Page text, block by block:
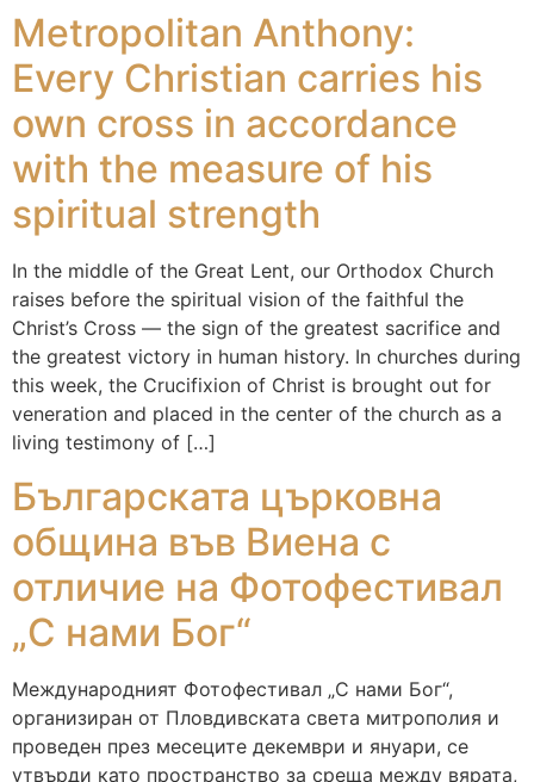
Metropolitan Anthony:
Every Christian carries his
own cross in accordance
with the measure of his
spiritual strength
In the middle of the Great Lent, our Orthodox Church
raises before the spiritual vision of the faithful the
Christ’s Cross — the sign of the greatest sacrifice and
the greatest victory in human history. In churches during
this week, the Crucifixion of Christ is brought out for
veneration and placed in the center of the church as a
living testimony of […]
Българската църковна
община във Виена с
отличие на Фотофестивал
„С нами Бог“
Международният Фотофестивал „С нами Бог“,
организиран от Пловдивската света митрополия и
проведен през месеците декември и януари, се
утвърди като пространство за среща между вярата,